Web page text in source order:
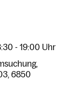
- 19:00 Uhr
6850